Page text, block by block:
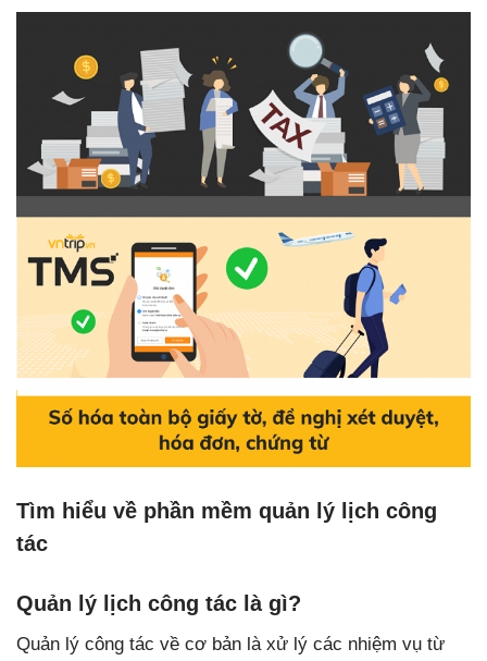
Tìm hiểu về phần mềm quản lý lịch công
tác
Quản lý lịch công tác là gì?
Quản lý công tác về cơ bản là xử lý các nhiệm vụ từ